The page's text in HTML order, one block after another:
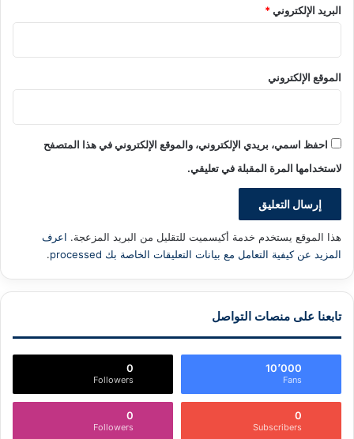
البريد الإلكتروني*
الموقع الإلكتروني
احفظ اسمي، بريدي الإلكتروني، والموقع الإلكتروني في هذا المتصفح
لاستخدامها المرة المقبلة في تعليقي.
هذا الموقع يستخدم خدمة أكيسميت للتقليل من البريد المزعجة. اعرف
المزيد عن كيفية التعامل مع بيانات التعليقات الخاصة بك processed
.
تابعنا على منصات التواصل
10٬000
Fans
0
Followers
0
Subscribers
0
Followers